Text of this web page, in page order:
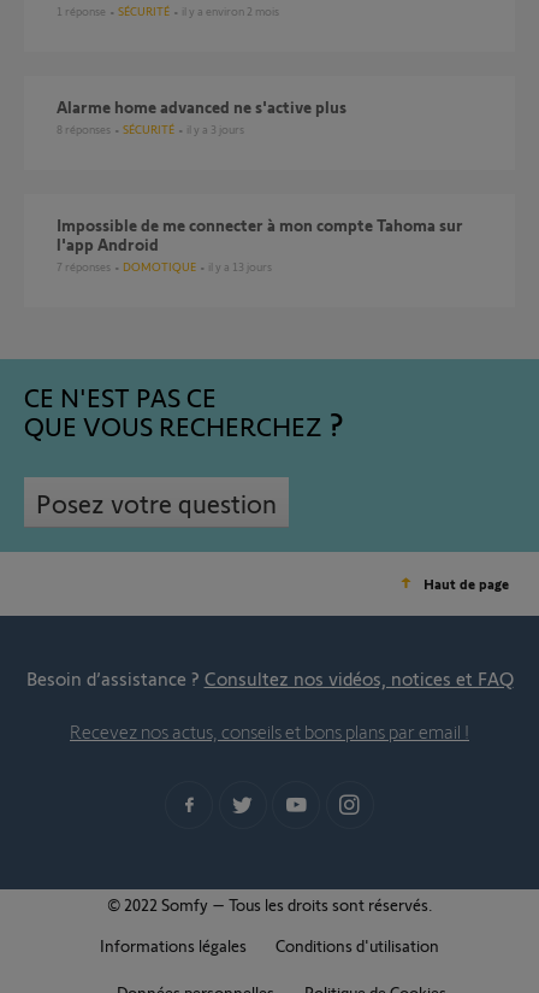
1 réponse SÉCURITÉ il y a environ 2 mois
Alarme home advanced ne s'active plus
8 réponses SÉCURITÉ il y a 3 jours
Impossible de me connecter à mon compte Tahoma sur
l'app Android
7 réponses DOMOTIQUE il y a 13 jours
CE N'EST PAS CE
QUE VOUS RECHERCHEZ
Posez votre question
Haut de page
Besoin d’assistance ? Consultez nos vidéos, notices et FAQ
Recevez nos actus, conseils et bons plans par email !
© 2022 Somfy – Tous les droits sont réservés.
Informations légales
Conditions d'utilisation